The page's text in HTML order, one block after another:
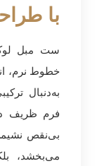
با
ست مبل
خطوط نرم،
به‌دنبال
فرم ظریف
بی‌نقص
می‌بخشد،